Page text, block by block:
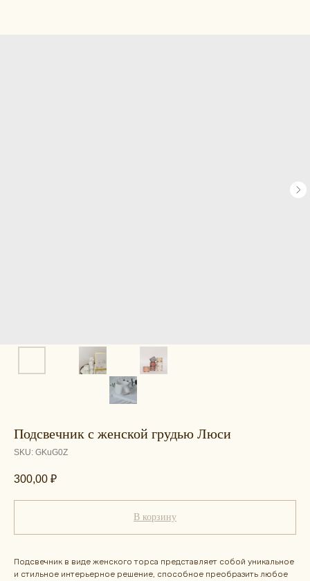
Подсвечник с женской грудью Люси
SKU: GKuG0Z
300,00 ₽
В корзину
Подсвечник в виде женского торса представляет собой уникальное
и стильное интерьерное решение, способное преобразить любое